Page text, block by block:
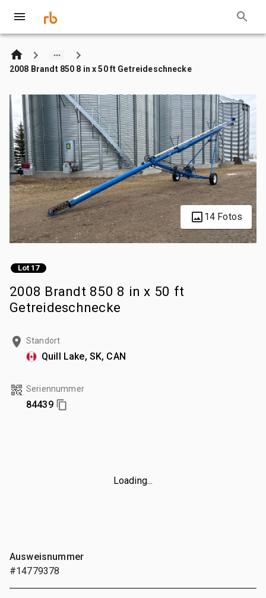
2008 Brandt 850 8 in x 50 ft Getreideschnecke
14 Fotos
Lot 17
2008 Brandt 850 8 in x 50 ft
Getreideschnecke
Standort
Quill Lake, SK, CAN
Seriennummer
84439
Loading...
Ausweisnummer
#14779378